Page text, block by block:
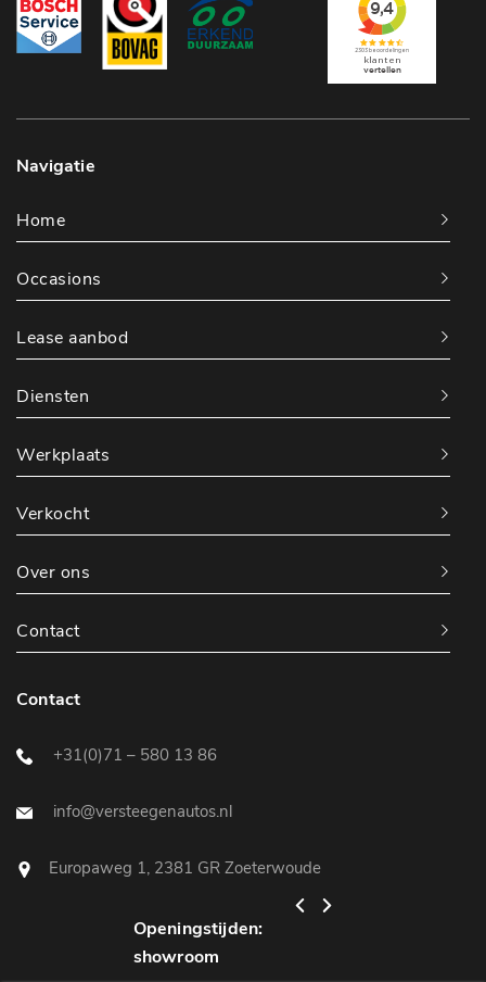
Navigatie
Home
Occasions
Lease aanbod
Diensten
Werkplaats
Verkocht
Over ons
Contact
Contact
+31(0)71 – 580 13 86
info@versteegenautos.nl
Europaweg 1, 2381 GR Zoeterwoude
Openingstijden:
showroom